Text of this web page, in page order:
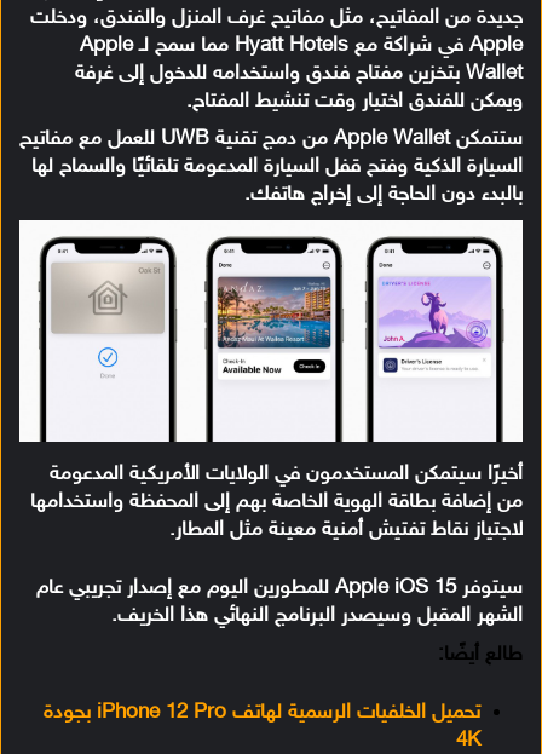
جديدة من المفاتيح، مثل مفاتيح غرف المنزل والفندق، ودخلت
Apple في شراكة مع Hyatt Hotels مما سمح لـ Apple
Wallet بتخزين مفتاح فندق واستخدامه للدخول إلى غرفة
ويمكن للفندق اختيار وقت تنشيط المفتاح.
ستتمكن Apple Wallet من دمج تقنية UWB للعمل مع مفاتيح
السيارة الذكية وفتح قفل السيارة المدعومة تلقائيًا والسماح لها
بالبدء دون الحاجة إلى إخراج هاتفك.
أخيرًا سيتمكن المستخدمون في الولايات الأمريكية المدعومة
من إضافة بطاقة الهوية الخاصة بهم إلى المحفظة واستخدامها
لاجتياز نقاط تفتيش أمنية معينة مثل المطار.
سيتوفر Apple iOS 15 للمطورين اليوم مع إصدار تجريبي عام
الشهر المقبل وسيصدر البرنامج النهائي هذا الخريف.
طالع أيضًا:
تحميل الخلفيات الرسمية لهاتف iPhone 12 Pro بجودة
4K